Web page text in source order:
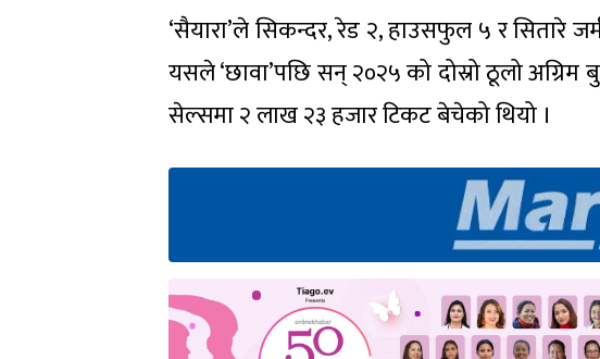
‘सैयारा’ले सिकन्दर, रेड २, हाउसफुल ५ र सितारे
यसले ‘छावा’पछि सन् २०२५ को दोस्रो ठूलो अग्रिम
सेल्समा २ लाख २३ हजार टिकट बेचेको थियो ।